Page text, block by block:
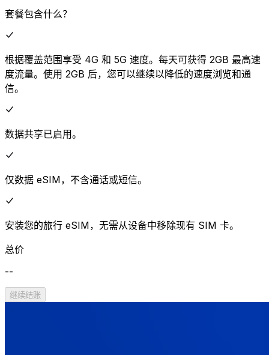
套餐包含什么？
根据覆盖范围享受 4G 和 5G 速度。每天可获得 2GB 最高速
度流量。使用 2GB 后，您可以继续以降低的速度浏览和通
信。
数据共享已启用。
仅数据 eSIM，不含通话或短信。
安装您的旅行 eSIM，无需从设备中移除现有 SIM 卡。
总价
--
继续结账